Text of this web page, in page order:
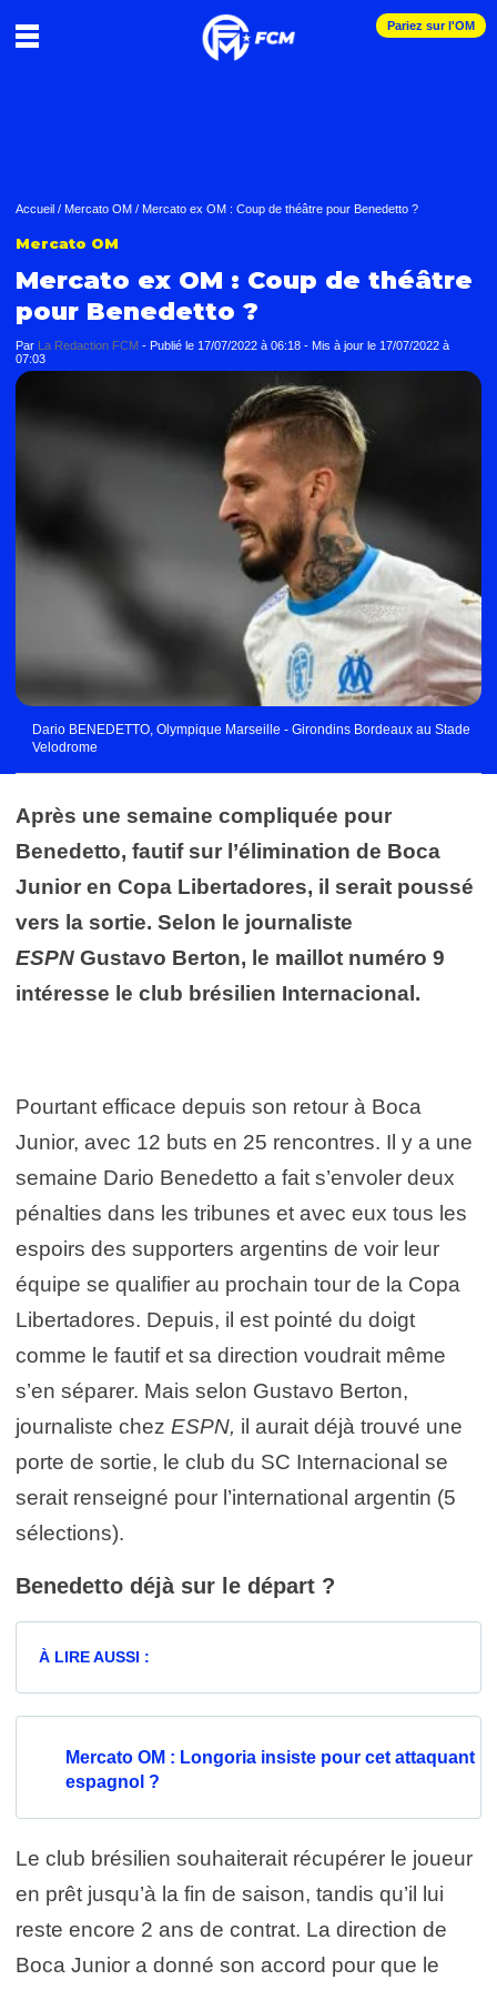
Pariez sur l'OM
Accueil / Mercato OM / Mercato ex OM : Coup de théâtre pour Benedetto ?
Mercato OM
Mercato ex OM : Coup de théâtre
pour Benedetto ?
Par La Redaction FCM - Publié le 17/07/2022 à 06:18 - Mis à jour le 17/07/2022 à
07:03
Dario BENEDETTO, Olympique Marseille - Girondins Bordeaux au Stade
Velodrome
Après une semaine compliquée pour
Benedetto, fautif sur l’élimination de Boca
Junior en Copa Libertadores, il serait poussé
vers la sortie. Selon le journaliste
ESPN Gustavo Berton, le maillot numéro 9
intéresse le club brésilien Internacional.
Pourtant efficace depuis son retour à Boca
Junior, avec 12 buts en 25 rencontres. Il y a une
semaine Dario Benedetto a fait s’envoler deux
pénalties dans les tribunes et avec eux tous les
espoirs des supporters argentins de voir leur
équipe se qualifier au prochain tour de la Copa
Libertadores. Depuis, il est pointé du doigt
comme le fautif et sa direction voudrait même
s’en séparer. Mais selon Gustavo Berton,
journaliste chez ESPN, il aurait déjà trouvé une
porte de sortie, le club du SC Internacional se
serait renseigné pour l’international argentin (5
sélections).
Benedetto déjà sur le départ ?
À LIRE AUSSI :
Mercato OM : Longoria insiste pour cet attaquant
espagnol ?
Le club brésilien souhaiterait récupérer le joueur
en prêt jusqu’à la fin de saison, tandis qu’il lui
reste encore 2 ans de contrat. La direction de
Boca Junior a donné son accord pour que le